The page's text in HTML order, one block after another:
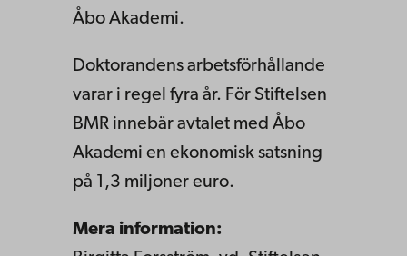
Åbo Akademi.
Doktorandens arbetsförhållande
varar i regel fyra år. För Stiftelsen
BMR innebär avtalet med Åbo
Akademi en ekonomisk satsning
på 1,3 miljoner euro.
Mera information: